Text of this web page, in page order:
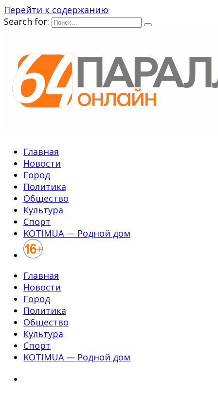
Перейти к содержанию
Search for:
Главная
Новости
Город
Политика
Общество
Культура
Спорт
KOTIMUA — Родной дом
Главная
Новости
Город
Политика
Общество
Культура
Спорт
KOTIMUA — Родной дом